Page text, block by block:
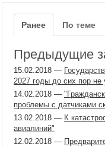
Ранее По теме
Предыдущие
15.02.2018 —
2027 годы до сих пор не
14.02.2018 —
проблемы с датчиками
13.02.2018 — К
авиалиний"
12.02.2018 —